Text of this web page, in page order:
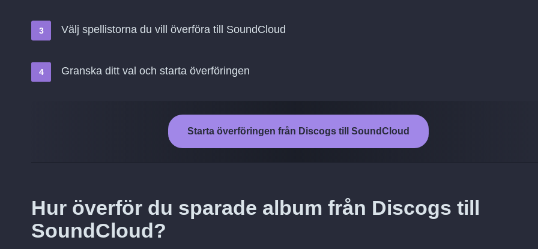
Välj spellistorna du vill överföra till SoundCloud
Granska ditt val och starta överföringen
Starta överföringen från Discogs till SoundCloud
Hur överför du sparade album från Discogs till
SoundCloud?